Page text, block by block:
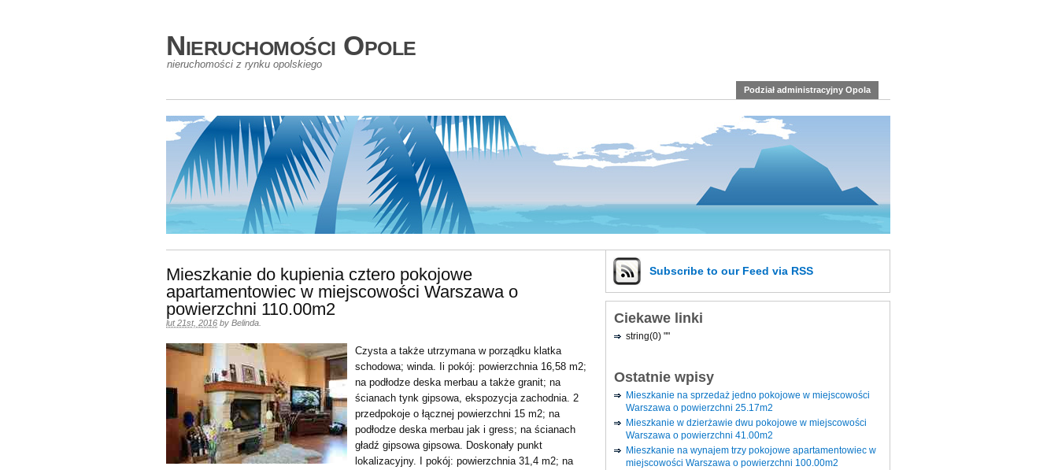
Nieruchomości Opole
nieruchomości z rynku opolskiego
Podział administracyjny Opola
Mieszkanie do kupienia cztero pokojowe
apartamentowiec w miejscowości Warszawa o
powierzchni 110.00m2
lut 21st, 2016 by Belinda
Czysta a także utrzymana w porządku klatka
schodowa; winda. Ii pokój: powierzchnia 16,58 m2;
na podłodze deska merbau a także granit; na
ścianach tynk gipsowa, ekspozycja zachodnia. 2
przedpokoje o łącznej powierzchni 15 m2; na
podłodze deska merbau jak i gress; na ścianach
gładź gipsowa gipsowa. Doskonały punkt
lokalizacyjny. I pokój: powierzchnia 31,4 m2; na
Subscribe to our Feed via RSS
Ciekawe linki
string(0) ""
Ostatnie wpisy
Mieszkanie na sprzedaż jedno pokojowe w miejscowości
Warszawa o powierzchni 25.17m2
Mieszkanie w dzierżawie dwu pokojowe w miejscowości
Warszawa o powierzchni 41.00m2
Mieszkanie na wynajem trzy pokojowe apartamentowiec w
miejscowości Warszawa o powierzchni 100.00m2